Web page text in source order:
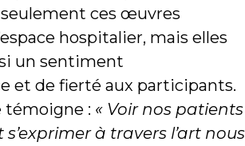
ces œuvres
hospitalier, mais elles
un sentiment
et de fierté aux participants.
témoigne : « Voir nos patients
à travers l’art nous